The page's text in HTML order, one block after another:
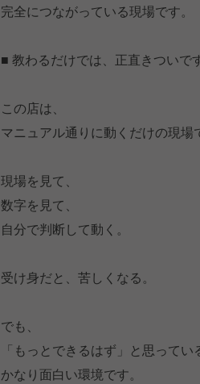
完全につながっている現場です。
■ 教わるだけでは、正直きついで
この店は、
マニュアル通りに動くだけの現場
現場を見て、
数字を見て、
自分で判断して動く。
受け身だと、苦しくなる。
でも、
「もっとできるはず」と思ってい
かなり面白い環境です。